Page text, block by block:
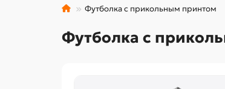
Футболка с прикольным принтом
Футболка с